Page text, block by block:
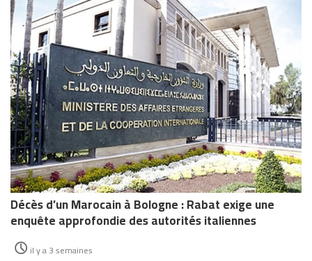
Décès d’un Marocain à Bologne : Rabat exige une
enquête approfondie des autorités italiennes
il y a 3 semaines